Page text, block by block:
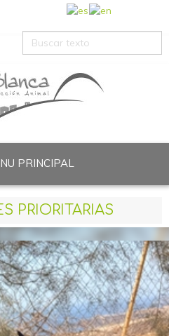
PRINCIPAL
aquí: Inicio Protección de datos
PRIORITARIAS